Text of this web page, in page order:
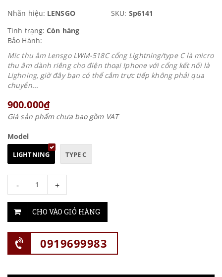
Nhãn hiệu: LENSGO SKU: Sp6141
Tình trạng: Còn hàng
Bảo Hành:
Mic thu âm Lensgo LWM-518C cổng Lightning/type C là micro
thu âm dành riêng cho điện thoại Iphone với cổng kết nối là
Lighning, giờ đây bạn có thể cắm trực tiếp không phải qua
chuyển...
900.000₫
Giá sản phẩm chưa bao gồm VAT
Model
LIGHTNING TYPE C
- +
CHO VÀO GIỎ HÀNG
0919699983